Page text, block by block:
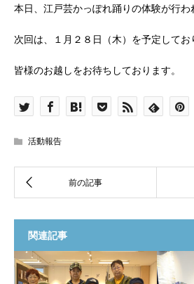
本日、江戸芸かっぽれ踊りの体験が行わ
次回は、１月２８日（木）を予定してお
皆様のお越しをお待ちしております。
活動報告
関連記事